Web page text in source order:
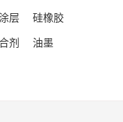
层
硅橡胶
剂
油墨